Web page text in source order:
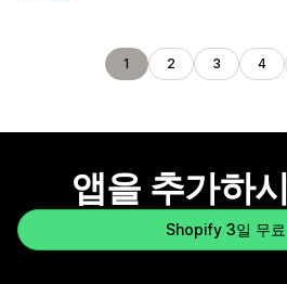
1 2 3 4
앱을 추가하
Shopify 3일 무료